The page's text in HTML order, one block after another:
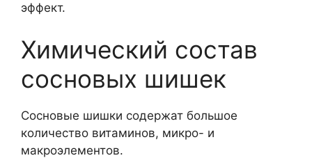
эффект.
Химический состав
сосновых шишек
Сосновые шишки содержат большое
количество витаминов, микро- и
макроэлементов.